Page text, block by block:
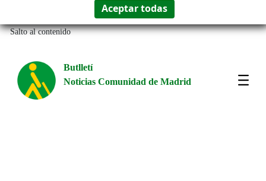
Salto al contenido
Butlletí
Noticias Comunidad de Madrid